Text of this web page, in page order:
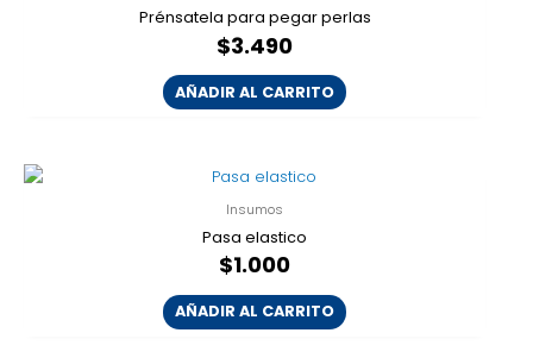
Prénsatela para pegar perlas
$3.490
AÑADIR AL CARRITO
Insumos
Pasa elastico
$1.000
AÑADIR AL CARRITO